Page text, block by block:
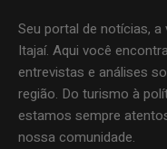
Seu portal de notícias,
Itajaí. Aqui você
entrevistas e análises
região. Do turismo à
estamos sempre
nossa comunidade.